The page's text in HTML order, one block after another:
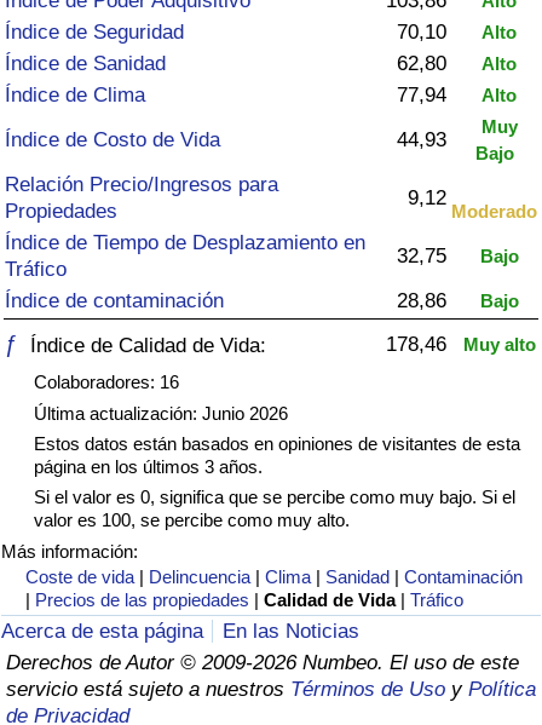
Índice de Seguridad 70,10 Alto
Índice de Sanidad 62,80 Alto
Índice de Clima 77,94 Alto
Índice de Costo de Vida 44,93
Muy
Bajo
Relación Precio/Ingresos para
Propiedades
9,12
Moderado
Índice de Tiempo de Desplazamiento en
Tráfico
32,75 Bajo
Índice de contaminación 28,86 Bajo
ƒ Índice de Calidad de Vida: 178,46
Muy alto
Colaboradores: 16
Última actualización: Junio 2026
Estos datos están basados en opiniones de visitantes de esta
página en los últimos 3 años.
Si el valor es 0, significa que se percibe como muy bajo. Si el
valor es 100, se percibe como muy alto.
Más información:
Coste de vida | Delincuencia |Clima | Sanidad |Contaminación
| Precios de las propiedades |Calidad de Vida |Tráfico
Acerca de esta página
En las Noticias
Derechos de Autor © 2009-2026 Numbeo. El uso de este
servicio está sujeto a nuestros Términos de Uso y Política
de Privacidad
Calificación del Índice de Criminalidad
(Actual)
Índice de Criminalidad
Índice de criminalidad por país
Sanidad
Índice de Sanidad (Actual)
Índice de Sanidad
Índice de Sanidad por País
Contaminación
Índice de Contaminación (Actual)
Índice de contaminación
Índice de Contaminación por País